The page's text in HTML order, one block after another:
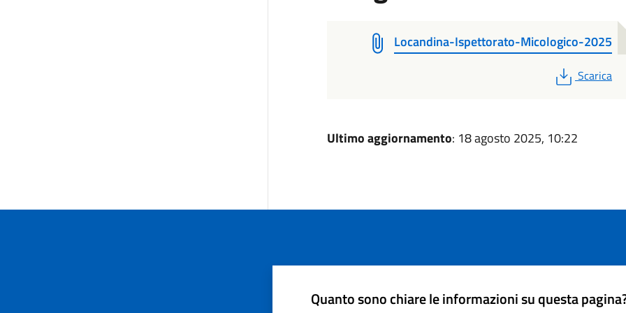
Locandina-Ispettorato-Micologico-2025
PDF
Scarica
Ultimo aggiornamento: 18 agosto 2025, 10:22
Quanto sono chiare le informazioni su questa